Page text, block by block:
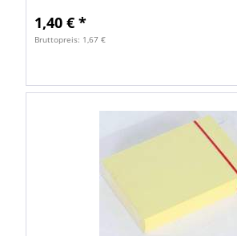
1,40 € *
Bruttopreis: 1,67 €